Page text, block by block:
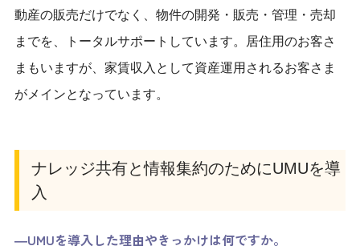
動産の販売だけでなく、物件の開発・販売・管理・売却
までを、トータルサポートしています。居住用のお客さ
まもいますが、家賃収入として資産運用されるお客さま
がメインとなっています。
ナレッジ共有と情報集約のためにUMUを導
入
―UMUを導入した理由やきっかけは何ですか。